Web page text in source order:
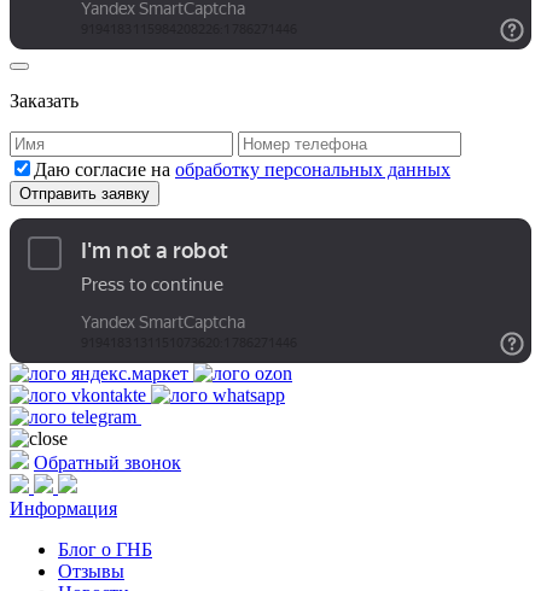
Заказать
Даю согласие на обработку персональных данных
Обратный звонок
Информация
Блог о ГНБ
Отзывы